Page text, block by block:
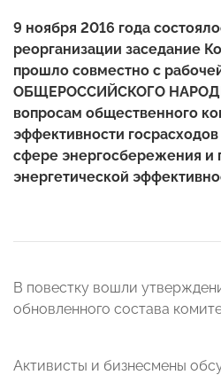
9 ноября 2016 года
реорганизации заседание
прошло совместно с
ОБЩЕРОССИЙСКОГО
вопросам общественного
эффективности
сфере энергосбережения и
энергетической
В повестку вошли
обновленного состава
Активисты и бизнесмены